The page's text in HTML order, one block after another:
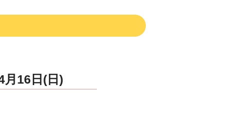
月16日(日)